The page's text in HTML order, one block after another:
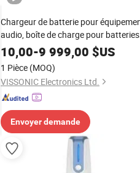
Chargeur de batterie pour
audio, boîte de charge pour batteries
d'unité de conférence sans fil
10,00-9 999,00 $US
1 Pièce (MOQ)
VISSONIC Electronics Ltd.
Envoyer demande